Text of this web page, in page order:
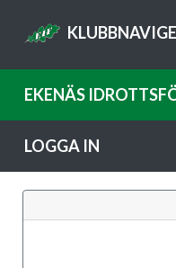
EKENÄS
LOGGA IN